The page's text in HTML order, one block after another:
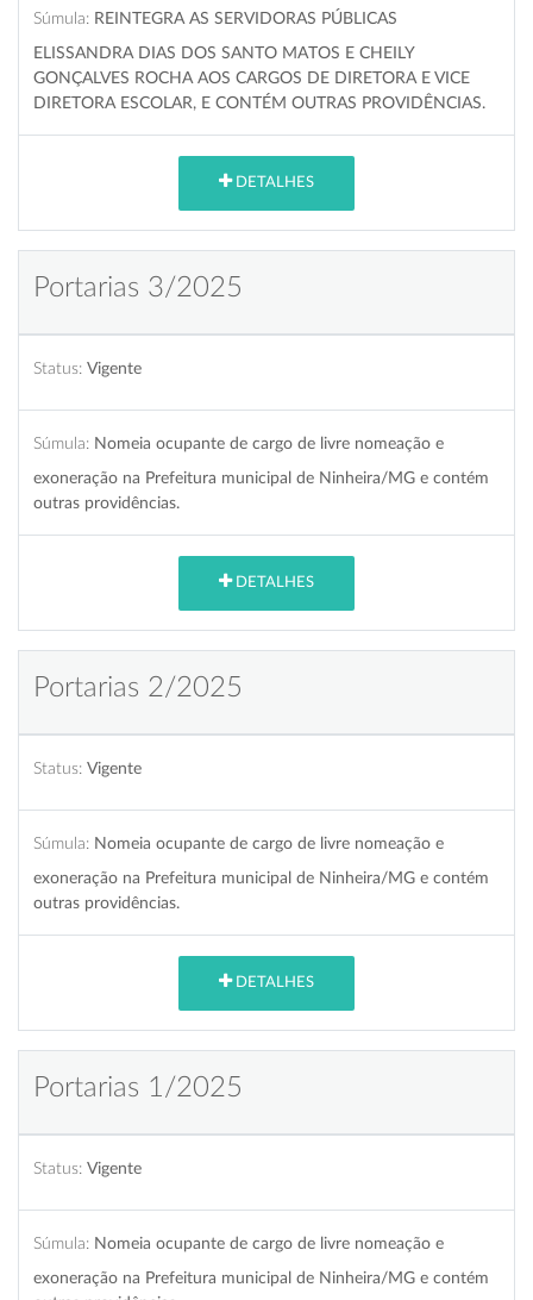
Súmula: REINTEGRA AS SERVIDORAS PÚBLICAS
ELISSANDRA DIAS DOS SANTO MATOS E CHEILY
GONÇALVES ROCHA AOS CARGOS DE DIRETORA E VICE
DIRETORA ESCOLAR, E CONTÉM OUTRAS PROVIDÊNCIAS.
DETALHES
Portarias 3/2025
Status: Vigente
Súmula: Nomeia ocupante de cargo de livre nomeação e
exoneração na Prefeitura municipal de Ninheira/MG e contém
outras providências.
DETALHES
Portarias 2/2025
Status: Vigente
Súmula: Nomeia ocupante de cargo de livre nomeação e
exoneração na Prefeitura municipal de Ninheira/MG e contém
outras providências.
DETALHES
Portarias 1/2025
Status: Vigente
Súmula: Nomeia ocupante de cargo de livre nomeação e
exoneração na Prefeitura municipal de Ninheira/MG e contém